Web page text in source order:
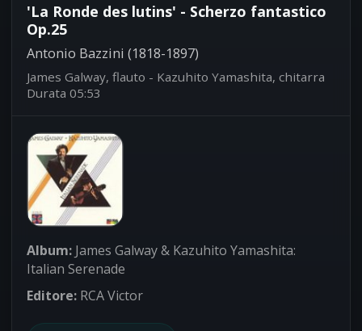
'La Ronde des lutins' - Scherzo fantastico
Op.25
Antonio Bazzini (1818-1897)
James Galway, flauto - Kazuhito Yamashita, chitarra
Durata 05:53
Album: James Galway & Kazuhito Yamashita:
Italian Serenade
Editore: RCA Victor